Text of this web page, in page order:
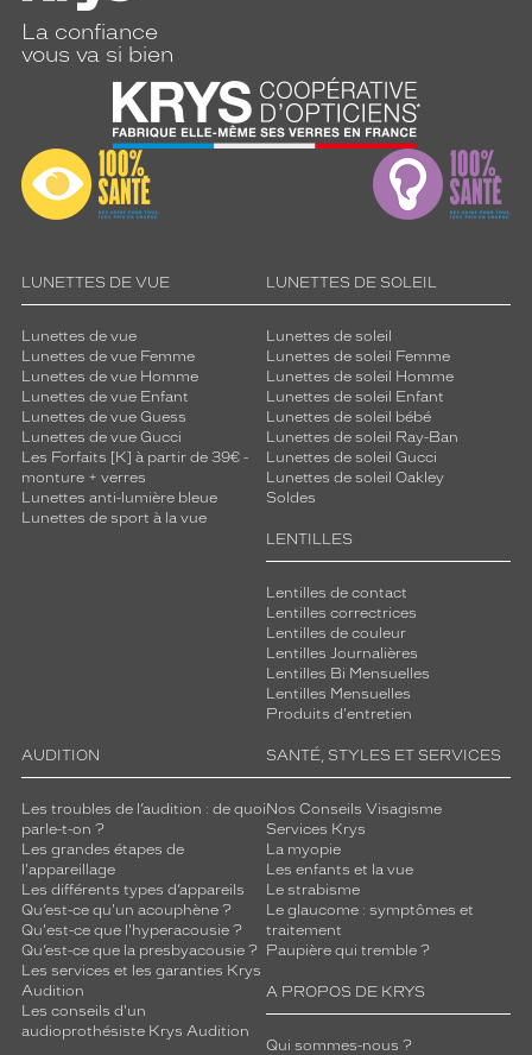
La confiance
vous va si bien
LUNETTES DE VUE
Lunettes de vue
Lunettes de vue Femme
Lunettes de vue Homme
Lunettes de vue Enfant
Lunettes de vue Guess
Lunettes de vue Gucci
Les Forfaits [K] à partir de 39€ -
monture + verres
Lunettes anti-lumière bleue
Lunettes de sport à la vue
LUNETTES DE SOLEIL
Lunettes de soleil
Lunettes de soleil Femme
Lunettes de soleil Homme
Lunettes de soleil Enfant
Lunettes de soleil bébé
Lunettes de soleil Ray-Ban
Lunettes de soleil Gucci
Lunettes de soleil Oakley
Soldes
LENTILLES
Lentilles de contact
Lentilles correctrices
Lentilles de couleur
Lentilles Journalières
Lentilles Bi Mensuelles
Lentilles Mensuelles
Produits d'entretien
AUDITION
Les troubles de l’audition : de quoi
parle-t-on ?
Les grandes étapes de
l'appareillage
Les différents types d’appareils
Qu’est-ce qu'un acouphène ?
Qu'est-ce que l'hyperacousie ?
Qu’est-ce que la presbyacousie ?
Les services et les garanties Krys
Audition
Les conseils d'un
audioprothésiste Krys Audition
SANTÉ, STYLES ET SERVICES
Nos Conseils Visagisme
Services Krys
La myopie
Les enfants et la vue
Le strabisme
Le glaucome : symptômes et
traitement
Paupière qui tremble ?
A PROPOS DE KRYS
Qui sommes-nous ?